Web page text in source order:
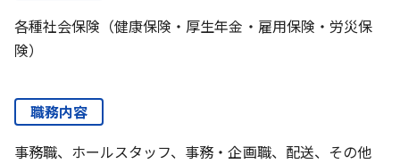
各種社会保険（健康保険・厚生年金・雇用保険・労災保
険）
職務内容
事務職、ホールスタッフ、事務・企画職、配送、その他